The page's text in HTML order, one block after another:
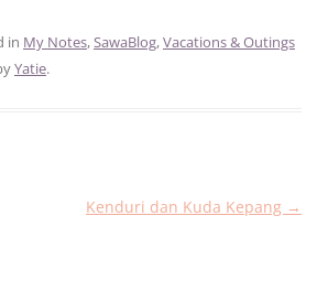
in My Notes,SawaBlog,Vacations & Outings
Yatie.
Kenduri dan Kuda Kepang →